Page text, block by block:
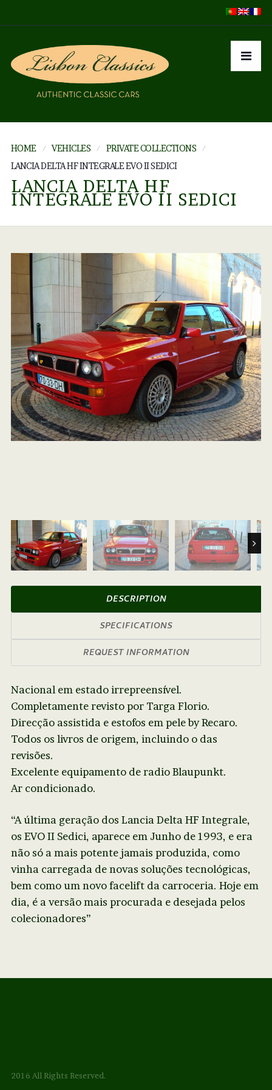
HOME VEHICLES
PRIVATE COLLECTIONS
LANCIA DELTA HF INTEGRALE EVO II SEDICI
LANCIA DELTA HF
INTEGRALE EVO II SEDICI
Next
DESCRIPTION
SPECIFICATIONS
REQUEST INFORMATION
Nacional em estado irrepreensível.
Completamente revisto por Targa Florio.
Direcção assistida e estofos em pele by Recaro.
Todos os livros de origem, incluindo o das
revisões.
Excelente equipamento de radio Blaupunkt.
Ar condicionado.
“A última geração dos Lancia Delta HF Integrale,
os EVO II Sedici, aparece em Junho de 1993, e era
não só a mais potente jamais produzida, como
vinha carregada de novas soluções tecnológicas,
bem como um novo facelift da carroceria. Hoje em
dia, é a versão mais procurada e desejada pelos
colecionadores”
2016 All Rights Reserved.